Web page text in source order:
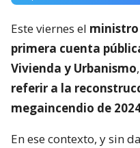
Este viernes el ministro
primera cuenta
Vivienda y Urbanismo
referir a la
megaincendio de
En ese contexto, y sin